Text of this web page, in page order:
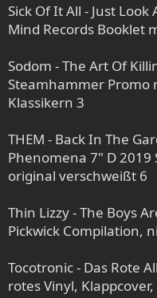
Sick Of It All - Just
Mind Records Booklet
Sodom - The Art Of
Steamhammer Promo
Klassikern 3
THEM - Back In The
Phenomena 7" D
original verschweißt 6
Thin Lizzy - The Boys
Pickwick Compilation,
Tocotronic - Das Rote
rotes Vinyl,